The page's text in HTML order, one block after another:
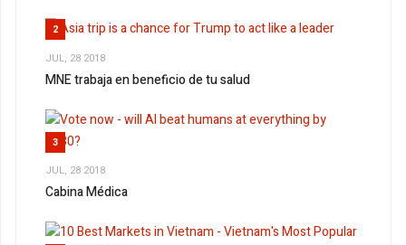
2
JUL, 28 2018
MNE trabaja en beneficio de tu salud
3
JUL, 28 2018
Cabina Médica